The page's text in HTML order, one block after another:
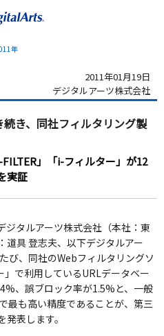
年
2011年01月19日
デジタルアーツ株式会社
き、同社フィルタリング製
」「i-フィルター」が12
実証
ジタルアーツ株式会社（本社：東
道具 登志夫、以下デジタルアー
び、同社のWebフィルタリングソ
で利用しているURLデータベー
、誤ブロック率が1.5%と、一般
最も高い精度であることが、第三
表します。